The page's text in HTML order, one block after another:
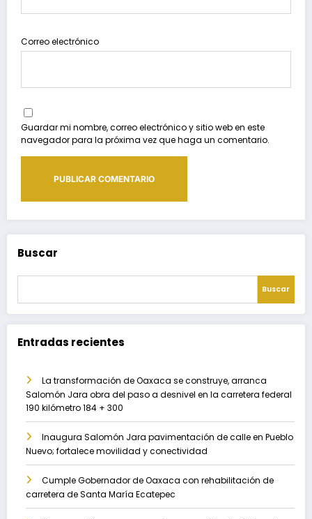
Correo electrónico
Guardar mi nombre, correo electrónico y sitio web en este
navegador para la próxima vez que haga un comentario.
Buscar
Buscar
Entradas recientes
La transformación de Oaxaca se construye, arranca
Salomón Jara obra del paso a desnivel en la carretera federal
190 kilómetro 184 + 300
Inaugura Salomón Jara pavimentación de calle en Pueblo
Nuevo; fortalece movilidad y conectividad
Cumple Gobernador de Oaxaca con rehabilitación de
carretera de Santa María Ecatepec